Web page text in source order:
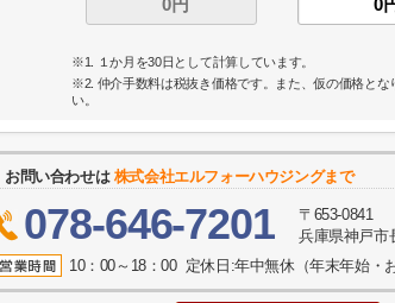
※1. １か月を30日として計算しています。
※2. 仲介手数料は税抜き価格です。また、仮の価格と
い。
お問い合わせは 株式会社エルフォーハウジングまで
078-646-7201
〒653-0841
兵庫県神戸市
10：00～18：00 定休日:年中無休（年末年始・